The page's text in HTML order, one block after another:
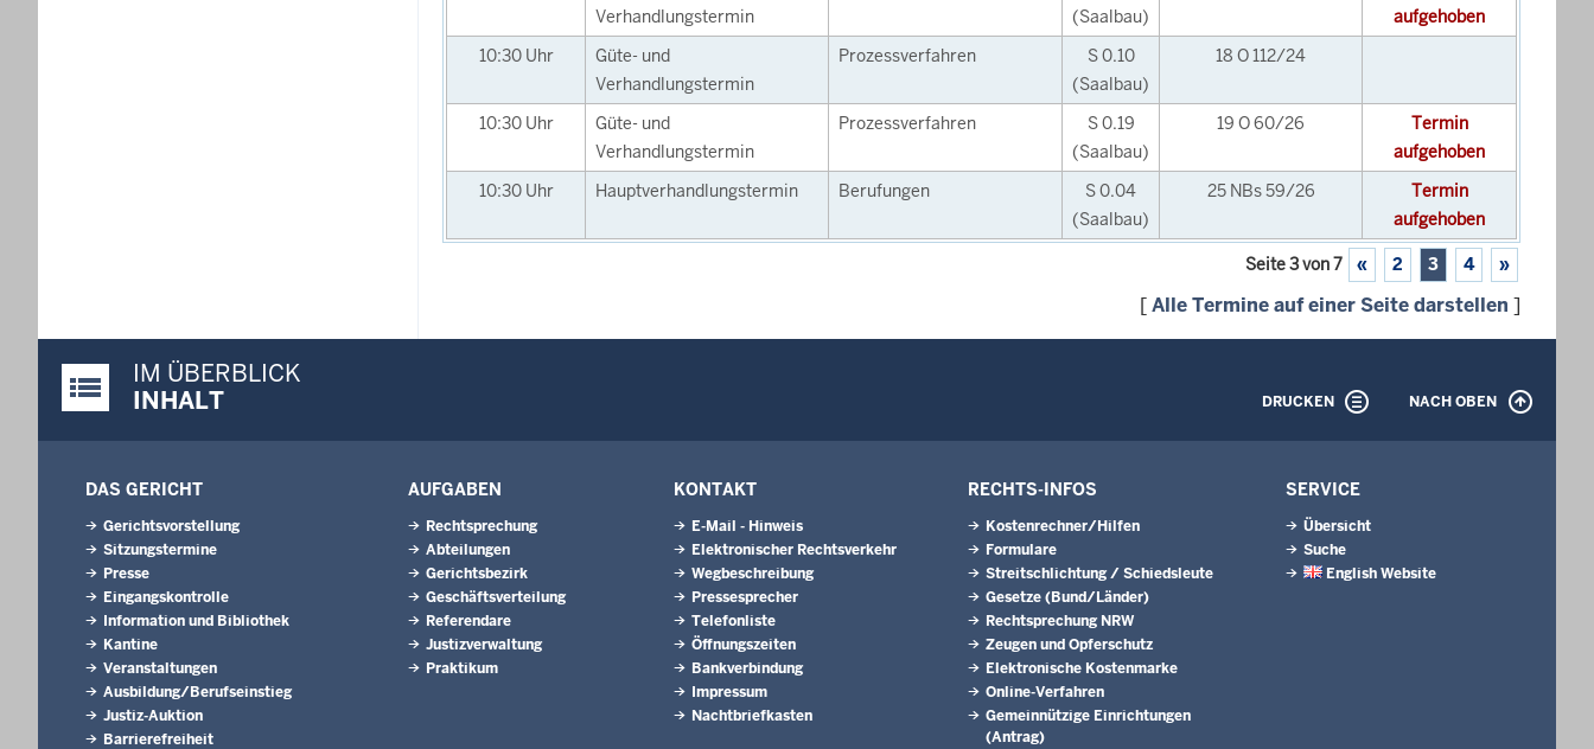
Verhandlungstermin
(Saalbau)
aufgehoben
10:30 Uhr
Güte- und
Verhandlungstermin
Prozessverfahren
S 0.10
(Saalbau)
18 O 112/24
10:30 Uhr
Güte- und
Verhandlungstermin
Prozessverfahren
S 0.19
(Saalbau)
19 O 60/26
Termin
aufgehoben
10:30 Uhr Hauptverhandlungstermin Berufungen
S 0.04
(Saalbau)
25 NBs 59/26
Termin
aufgehoben
Seite 3 von 7 « 2 3 4 »
[Alle Termine auf einer Seite darstellen ]
Justiz-Portal im Überblick:
IM ÜBERBLICK
INHALT
DRUCKEN NACH OBEN
DAS GERICHT
Gerichtsvorstellung
Sitzungstermine
Presse
Eingangskontrolle
Information und Bibliothek
Kantine
Veranstaltungen
Ausbildung/Berufseinstieg
Justiz-Auktion
Barrierefreiheit
AUFGABEN
Rechtsprechung
Abteilungen
Gerichtsbezirk
Geschäftsverteilung
Referendare
Justizverwaltung
Praktikum
KONTAKT
E-Mail - Hinweis
Elektronischer Rechtsverkehr
Wegbeschreibung
Pressesprecher
Telefonliste
Öffnungszeiten
Bankverbindung
Impressum
Nachtbriefkasten
RECHTS-INFOS
Kostenrechner/Hilfen
Formulare
Streitschlichtung / Schiedsleute
Gesetze (Bund/Länder)
Rechtsprechung NRW
Zeugen und Opferschutz
Elektronische Kostenmarke
Online-Verfahren
Gemeinnützige Einrichtungen
(Antrag)
SERVICE
Übersicht
Suche
English Website